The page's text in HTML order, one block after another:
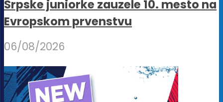
Srpske juniorke zauzele 10. mesto na
Evropskom prvenstvu
06/08/2026